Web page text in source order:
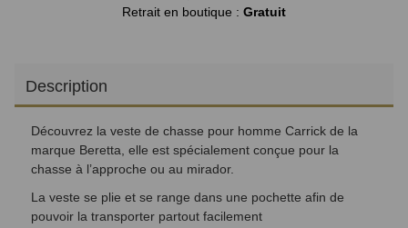
Retrait en boutique : Gratuit
Description
Découvrez la veste de chasse pour homme Carrick de la
marque Beretta, elle est spécialement conçue pour la
chasse à l’approche ou au mirador.
La veste se plie et se range dans une pochette afin de
pouvoir la transporter partout facilement